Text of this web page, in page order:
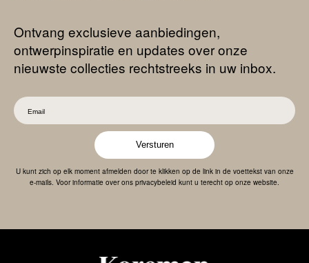
Ontvang exclusieve aanbiedingen,
ontwerpinspiratie en updates over onze
nieuwste collecties rechtstreeks in uw inbox.
Versturen
U kunt zich op elk moment afmelden door te klikken op de link in de voettekst van onze
e-mails. Voor informatie over ons privacybeleid kunt u terecht op onze website.